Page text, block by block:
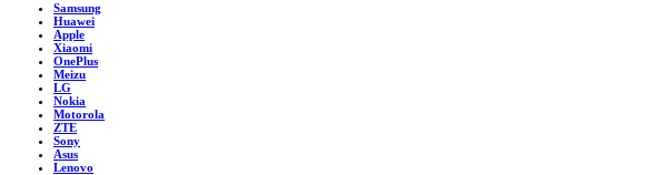
Samsung
Huawei
Apple
Xiaomi
OnePlus
Meizu
LG
Nokia
Motorola
ZTE
Sony
Asus
Lenovo